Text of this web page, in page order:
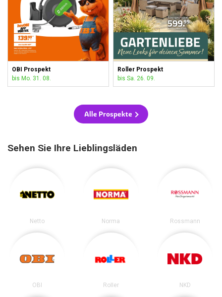
OBI Prospekt
bis Mo. 31. 08.
Roller Prospekt
bis Sa. 26. 09.
Alle Prospekte
Sehen Sie Ihre Lieblingsläden
Netto Norma Rossmann
OBI Roller NKD